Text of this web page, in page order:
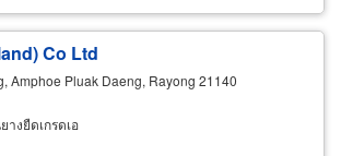
Co Ltd
Amphoe Pluak Daeng, Rayong 21140
งยืดเกรดเอ